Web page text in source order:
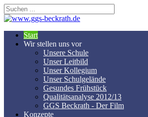
Start
Wir stellen uns vor
Unsere Schule
Unser Leitbild
Unser Kollegium
Unser Schulgelände
Gesundes Frühstück
Qualitätsanalyse 2012/13
GGS Beckrath - Der Film
Konzepte